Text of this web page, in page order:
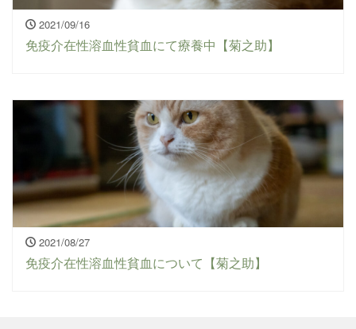
2021/09/16
免疫介在性溶血性貧血にて療養中【菊之助】
2021/08/27
免疫介在性溶血性貧血について【菊之助】